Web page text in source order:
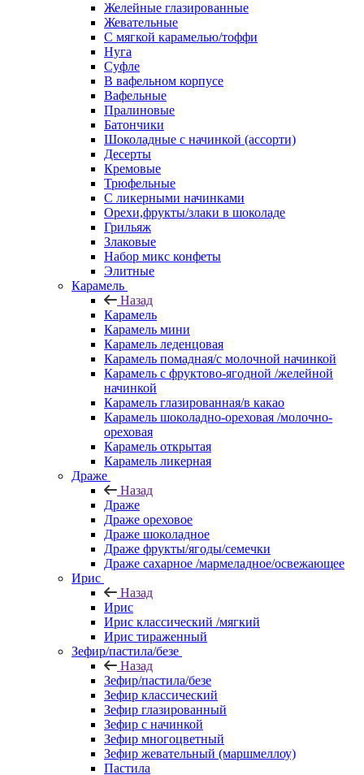
Желейные глазированные
Жевательные
С мягкой карамелью/тоффи
Нуга
Суфле
В вафельном корпусе
Вафельные
Пралиновые
Батончики
Шоколадные с начинкой (ассорти)
Десерты
Кремовые
Трюфельные
С ликерными начинками
Орехи,фрукты/злаки в шоколаде
Грильяж
Злаковые
Набор микс конфеты
Элитные
Карамель
Назад
Карамель
Карамель мини
Карамель леденцовая
Карамель помадная/с молочной начинкой
Карамель с фруктово-ягодной /желейной
начинкой
Карамель глазированная/в какао
Карамель шоколадно-ореховая /молочно-
ореховая
Карамель открытая
Карамель ликерная
Драже
Назад
Драже
Драже ореховое
Драже шоколадное
Драже фрукты/ягоды/семечки
Драже сахарное /мармеладное/освежающее
Ирис
Назад
Ирис
Ирис классический /мягкий
Ирис тираженный
Зефир/пастила/безе
Назад
Зефир/пастила/безе
Зефир классический
Зефир глазированный
Зефир с начинкой
Зефир многоцветный
Зефир жевательный (маршмеллоу)
Пастила